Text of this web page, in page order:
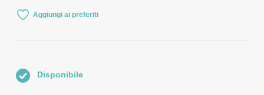
Aggiungi ai preferiti
Disponibile